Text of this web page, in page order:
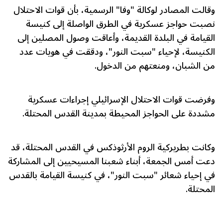
وقالت المصادر لوكالة "وفا" الرسمية، بأن قوات الاحتلال
نصبت حواجز عسكرية في الطرق الواصلة إلى كنيسة
القيامة في البلدة القديمة، وأعاقت وصول المصلين إلى
الكنيسة، لإحياء "سبت النور"، ودققت في هويات عدد
من الشبان، ومنعتهم من الدخول.
وفرضت قوات الاحتلال الإسرائيلي إجراءات عسكرية
مشددة على الحواجز المحيطة بمدينة القدس المحتلة.
وكانت بطريركية الروم الأرثوذكس في القدس المحتلة، قد
دعت أمس الجمعة، أبناء شعبنا المسيحيين إلى المشاركة
في إحياء شعائر "سبت النور"، في كنيسة القيامة بالقدس
المحتلة.